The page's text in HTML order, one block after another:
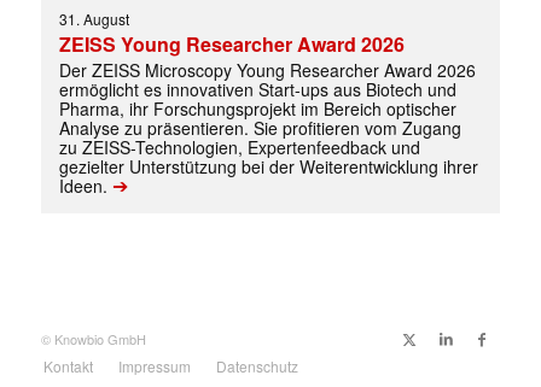
Mit dem |transkript-Newsletter
jede Woche aktuell informiert.
E-
Mail
(erforderlich)
31. August
ZEISS Young Researcher Award 2026
Der ZEISS Microscopy Young Researcher Award 2026
ermöglicht es innovativen Start-ups aus Biotech und
Pharma, ihr Forschungsprojekt im Bereich optischer
Analyse zu präsentieren. Sie profitieren vom Zugang
zu ZEISS-Technologien, Expertenfeedback und
gezielter Unterstützung bei der Weiterentwicklung ihrer
Ideen. ➔
© Knowbio GmbH
Kontakt Impressum Datenschutz